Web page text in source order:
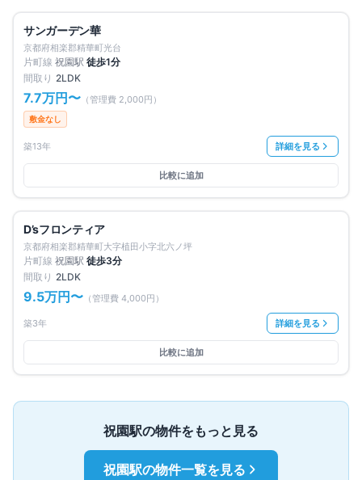
仲介手数料無料
サンガーデン華
京都府相楽郡精華町光台
片町線 祝園駅 徒歩1分
間取り 2LDK
7.7万円〜 （管理費 2,000円 ）
敷金なし
築13年 詳細を見る
比較に追加
仲介手数料無料
D’sフロンティア
京都府相楽郡精華町大字植田小字北六ノ坪
片町線 祝園駅 徒歩3分
間取り 2LDK
9.5万円〜 （管理費 4,000円 ）
築3年 詳細を見る
比較に追加
祝園駅の物件をもっと見る
祝園駅の物件一覧を見る